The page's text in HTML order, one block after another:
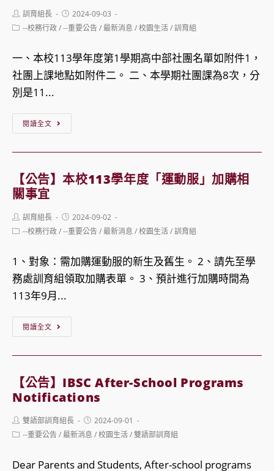
團
單
9
菜
單
Post
author:
訓育組長
Post
published:
2024-09-03
Post--校務行政/--重要公告/最新消息 /校園生活/訓育組
一、本校113學年度第1學期高中部社團名單如附件1，
社團上課地點如附件二。 二、本學期社團課為8次，分
別是11...
閱讀全文
本
校
113
年
第
1
社
團
單
【公告】本校113學年度「運動服」加購相
關事宜
Post
author:
訓育組長
Post
published:
2024-09-02
Post--校務行政/--重要公告/最新消息 /校園生活/訓育組
1、對象：需加購運動服的新生及舊生。 2、請先至學
務處訓育組領取加購表單。 3、預計進行加購時間為
113年9月...
閱讀全文
本
校
113
年
「運
【公告】IBSC After-School Programs
Notifications
Post
author:
雙語部訓育組長
Post
published:
2024-09-01
Post--重要公告/最新消息 /校園生活/雙語部訓育組
Dear Parents and Students, After-school programs